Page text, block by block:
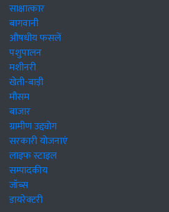
साक्षात्कार
बागवानी
औषधीय फसलें
पशुपालन
मशीनरी
खेती-बाड़ी
मौसम
बाजार
ग्रामीण उद्द्योग
सरकारी योजनाएं
लाइफ स्टाइल
सम्पादकीय
जॉब्स
डायरेक्टरी